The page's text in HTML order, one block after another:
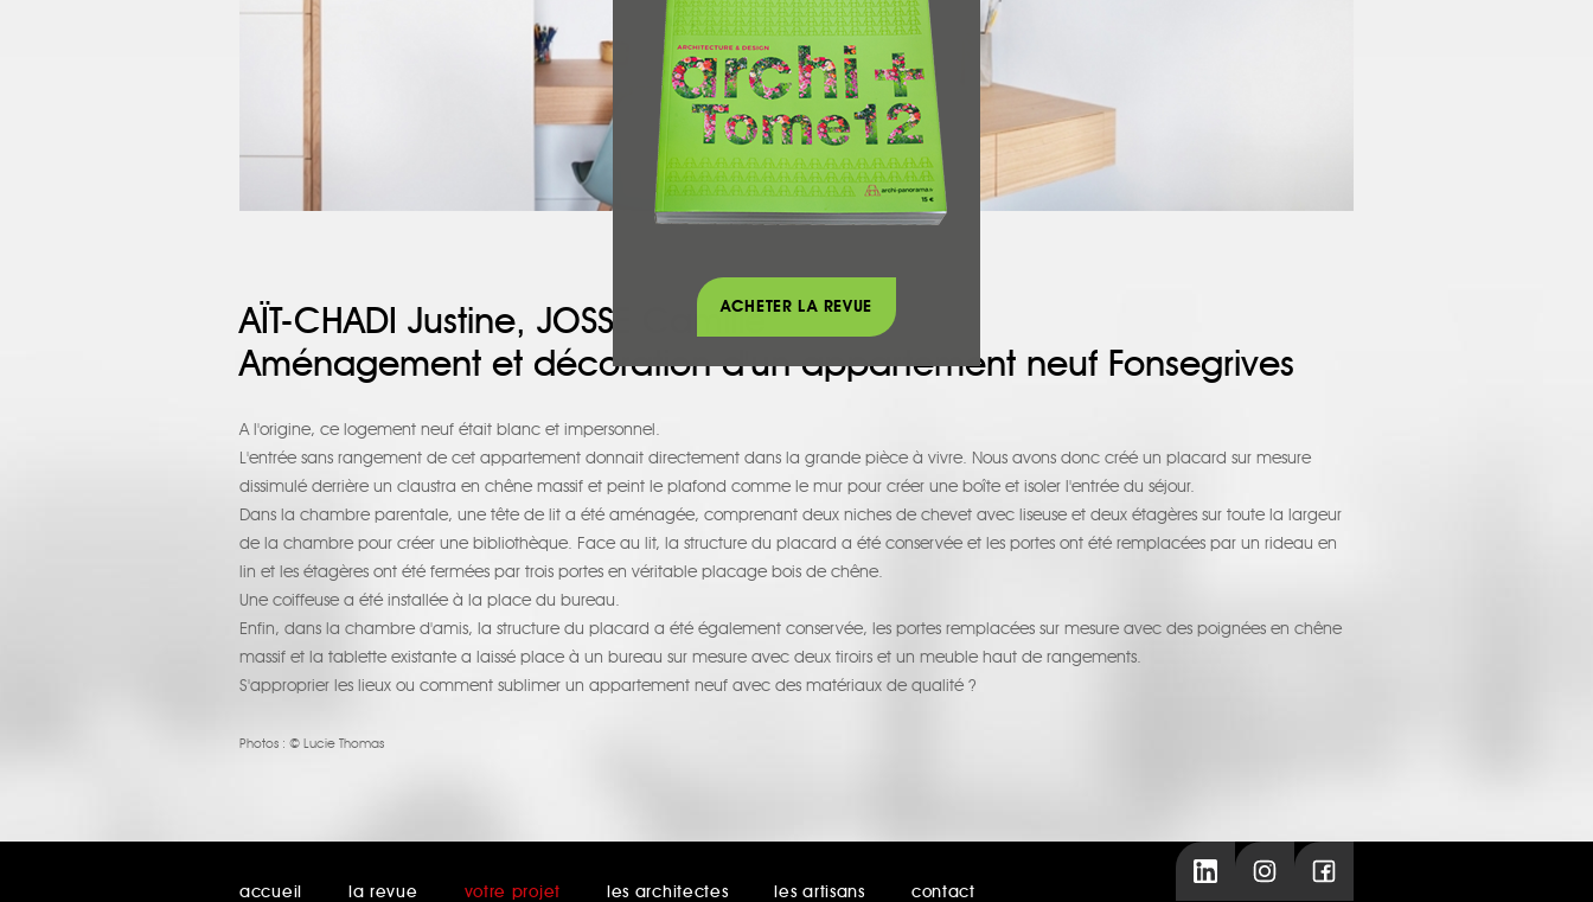
AÏT-CHADI Justine, JOSSE Camille
Aménagement et décoration d'un appartement neuf Fonsegrives
A l'origine, ce logement neuf était blanc et impersonnel.
L'entrée sans rangement de cet appartement donnait directement dans la grande pièce à vivre. Nous avons donc créé un placard sur mesure
dissimulé derrière un claustra en chêne massif et peint le plafond comme le mur pour créer une boîte et isoler l'entrée du séjour.
Dans la chambre parentale, une tête de lit a été aménagée, comprenant deux niches de chevet avec liseuse et deux étagères sur toute la largeur
de la chambre pour créer une bibliothèque. Face au lit, la structure du placard a été conservée et les portes ont été remplacées par un rideau en
lin et les étagères ont été fermées par trois portes en véritable placage bois de chêne.
Une coiffeuse a été installée à la place du bureau.
Enfin, dans la chambre d'amis, la structure du placard a été également conservée, les portes remplacées sur mesure avec des poignées en chêne
massif et la tablette existante a laissé place à un bureau sur mesure avec deux tiroirs et un meuble haut de rangements.
S'approprier les lieux ou comment sublimer un appartement neuf avec des matériaux de qualité ?
Photos : © Lucie Thomas
accueil la revue votre projet les architectes les artisans contact
ACHETER LA REVUE